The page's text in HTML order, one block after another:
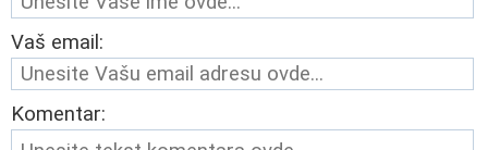
Vaš email:
Komentar: